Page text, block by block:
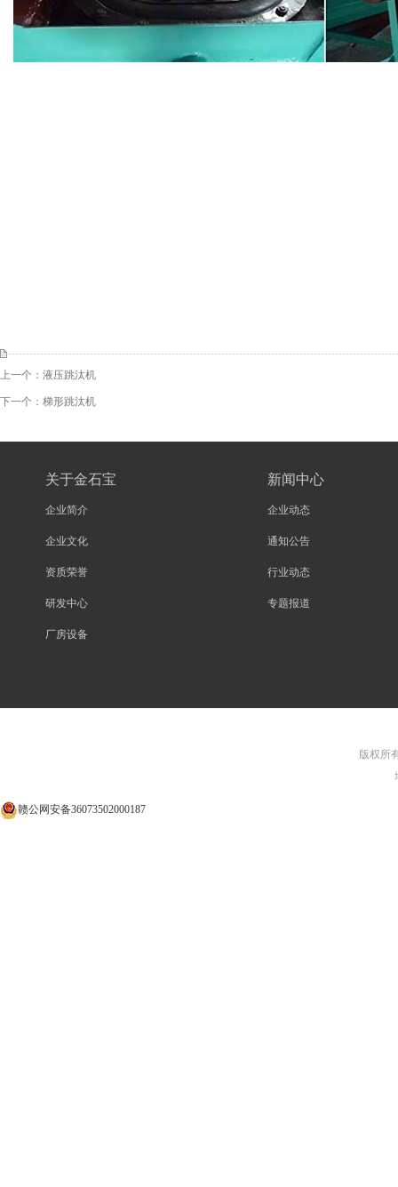
上一个： 液压跳汰机
下一个： 梯形跳汰机
关于金石宝
企业简介
企业文化
资质荣誉
研发中心
厂房设备
新闻中心
企业动态
通知公告
行业动态
专题报道
版权所
赣公网安备36073502000187